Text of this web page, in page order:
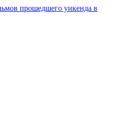
прошедшего уикенда в